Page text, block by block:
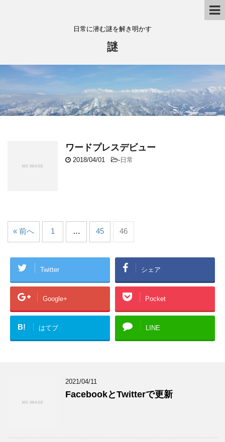
日常に潜む謎を解き明かす
謎
ワードプレスデビュー
2018/04/01 - 日常
« 前へ 1 … 45 46
Twitter シェア
Google+ Pocket
B! はてブ LINE
2021/04/11
FacebookとTwitterで更新